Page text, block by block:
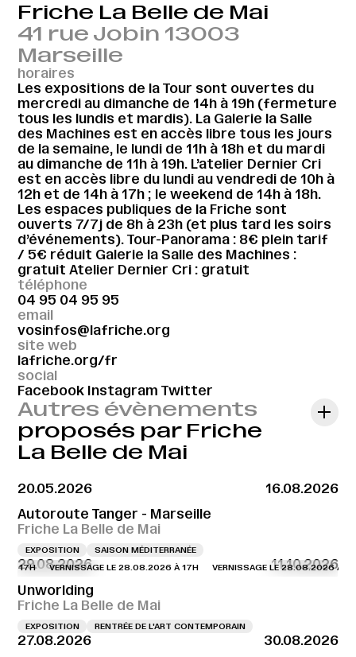
Friche La Belle de Mai
41 rue Jobin 13003
Marseille
horaires
Les expositions de la Tour sont ouvertes du
mercredi au dimanche de 14h à 19h (fermeture
tous les lundis et mardis). La Galerie la Salle
des Machines est en accès libre tous les jours
de la semaine, le lundi de 11h à 18h et du mardi
au dimanche de 11h à 19h. L’atelier Dernier Cri
est en accès libre du lundi au vendredi de 10h à
12h et de 14h à 17h ; le weekend de 14h à 18h.
Les espaces publiques de la Friche sont
ouverts 7/7j de 8h à 23h (et plus tard les soirs
d’événements). Tour-Panorama : 8€ plein tarif
/ 5€ réduit Galerie la Salle des Machines :
gratuit Atelier Dernier Cri : gratuit
téléphone
04 95 04 95 95
email
vosinfos@lafriche.org
site web
lafriche.org/fr
social
Facebook Instagram Twitter
Autres évènements
proposés par Friche
La Belle de Mai
20.05.2026
16.08.2026
Autoroute Tanger - Marseille
Friche La Belle de Mai
EXPOSITION SAISON MÉDITERRANÉE
29.08.2026 11.10.2026
À 17H VERNISSAGE LE 28.08.2026 À 17H VERNISSAGE LE 28.08.2026 À 17H
Unworlding
Friche La Belle de Mai
EXPOSITION RENTRÉE DE L'ART CONTEMPORAIN
27.08.2026
30.08.2026